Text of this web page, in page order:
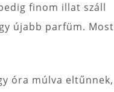
finom illat száll
újabb parfüm. Most
óra múlva eltűnnek,